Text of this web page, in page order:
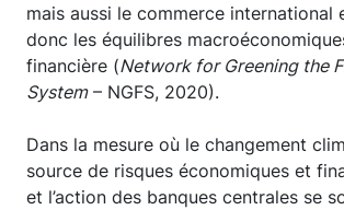
mais aussi le commerce international
donc les équilibres
financière (Network for Greening the
System– NGFS, 2020).
Dans la mesure où le changement
source de risques économiques et
et l’action des banques centrales se